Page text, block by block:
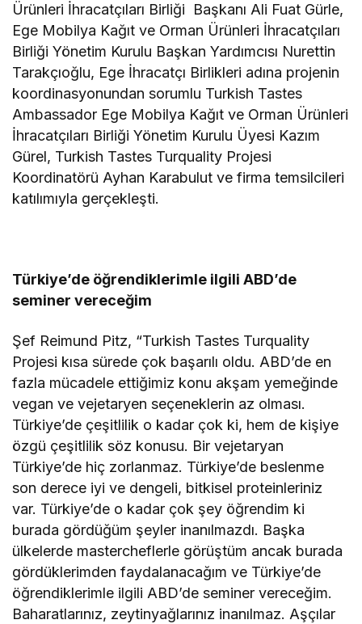
Ürünleri İhracatçıları Birliği Başkanı Ali Fuat Gürle,
Ege Mobilya Kağıt ve Orman Ürünleri İhracatçıları
Birliği Yönetim Kurulu Başkan Yardımcısı Nurettin
Tarakçıoğlu, Ege İhracatçı Birlikleri adına projenin
koordinasyonundan sorumlu Turkish Tastes
Ambassador Ege Mobilya Kağıt ve Orman Ürünleri
İhracatçıları Birliği Yönetim Kurulu Üyesi Kazım
Gürel, Turkish Tastes Turquality Projesi
Koordinatörü Ayhan Karabulut ve firma temsilcileri
katılımıyla gerçekleşti.
Türkiye’de öğrendiklerimle ilgili ABD’de
seminer vereceğim
Şef Reimund Pitz, “Turkish Tastes Turquality
Projesi kısa sürede çok başarılı oldu. ABD’de en
fazla mücadele ettiğimiz konu akşam yemeğinde
vegan ve vejetaryen seçeneklerin az olması.
Türkiye’de çeşitlilik o kadar çok ki, hem de kişiye
özgü çeşitlilik söz konusu. Bir vejetaryan
Türkiye’de hiç zorlanmaz. Türkiye’de beslenme
son derece iyi ve dengeli, bitkisel proteinleriniz
var. Türkiye’de o kadar çok şey öğrendim ki
burada gördüğüm şeyler inanılmazdı. Başka
ülkelerde mastercheflerle görüştüm ancak burada
gördüklerimden faydalanacağım ve Türkiye’de
öğrendiklerimle ilgili ABD’de seminer vereceğim.
Baharatlarınız, zeytinyağlarınız inanılmaz. Aşçılar